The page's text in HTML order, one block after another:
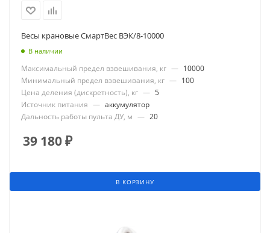
Весы крановые СмартВес ВЭК/8-10000
В наличии
Максимальный предел взвешивания, кг — 10000
Минимальный предел взвешивания, кг — 100
Цена деления (дискретность), кг — 5
Источник питания — аккумулятор
Дальность работы пульта ДУ, м — 20
39 180₽
В КОРЗИНУ